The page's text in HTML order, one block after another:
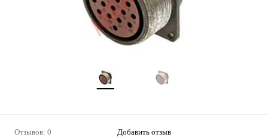
Отзывов: 0 Добавить отзыв